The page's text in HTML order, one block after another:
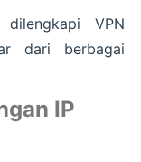
VPN
dari berbagai
IP